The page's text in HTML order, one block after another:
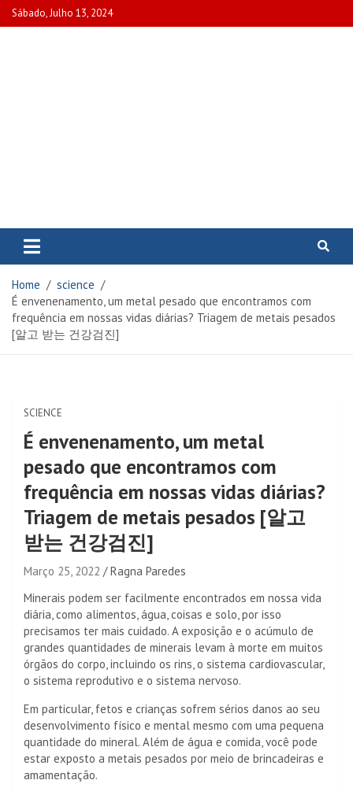
Skip
to
Sábado, Julho 13, 2024
www.portalcascais.pt
recentes e veja programas de TV,
reportagens e podcasts
www.portalcascais.pt
Home
science
É envenenamento, um metal pesado que encontramos com
frequência em nossas vidas diárias? Triagem de metais pesados
[알고 받는 건강검진]
SCIENCE
É envenenamento, um metal
pesado que encontramos com
frequência em nossas vidas diárias?
Triagem de metais pesados [알고
받는 건강검진]
Março 25, 2022
Ragna Paredes
Minerais podem ser facilmente encontrados em nossa vida
diária, como alimentos, água, coisas e solo, por isso
precisamos ter mais cuidado. A exposição e o acúmulo de
grandes quantidades de minerais levam à morte em muitos
órgãos do corpo, incluindo os rins, o sistema cardiovascular,
o sistema reprodutivo e o sistema nervoso.
Em particular, fetos e crianças sofrem sérios danos ao seu
desenvolvimento físico e mental mesmo com uma pequena
quantidade do mineral. Além de água e comida, você pode
estar exposto a metais pesados ​​por meio de brincadeiras e
amamentação.